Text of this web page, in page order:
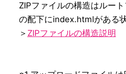
ZIPファイルの構造はルート
の配下にindex.htmlがある
＞ ZIPファイルの構造説明